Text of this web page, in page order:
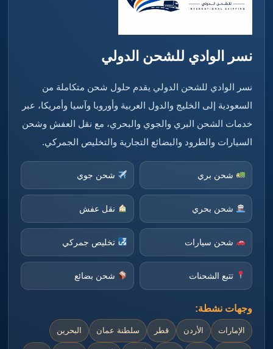
نسر الوادي للشحن الدولي
نسر الوادي للشحن الدولي يقدم حلول شحن متكاملة من
السعودية إلى الخليج والدول العربية وأوروبا وآسيا وأمريكا، عبر
خدمات الشحن البري والجوي والبحري، مع نقل العفش وشحن
السيارات والطرود والبضائع التجارية والتخليص الجمركي.
شحن بري شحن جوي
شحن بحري نقل عفش
شحن سيارات تخليص جمركي
تتبع الشحنات شحن بضائع
وجهات نشطة:
الإمارات الأردن قطر سلطنة عمان البحرين